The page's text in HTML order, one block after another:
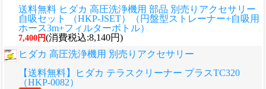
送料無料 ヒダカ 高圧洗浄機用 部品 別売りアクセサリー
自吸セット （HKP-JSET）（円盤型ストレーナー+自吸用
ホース3m+フィルターボトル）
7,400円(消費税込:8,140円)
ヒダカ 高圧洗浄機用 別売りアクセサリー
【送料無料】ヒダカ テラスクリーナー プラスTC320
（HKP-0082）